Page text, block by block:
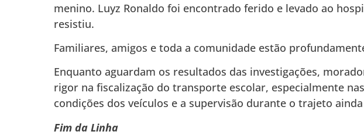
menino. Luyz Ronaldo foi encontrado ferido e levado ao
resistiu.
Familiares, amigos e toda a comunidade estão
Enquanto aguardam os resultados das investigações,
rigor na fiscalização do transporte escolar, especialmente
condições dos veículos e a supervisão durante o trajeto
Fim da Linha